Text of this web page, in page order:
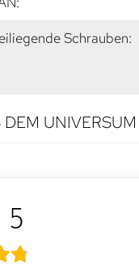
Schrauben:
UNIVERSUM